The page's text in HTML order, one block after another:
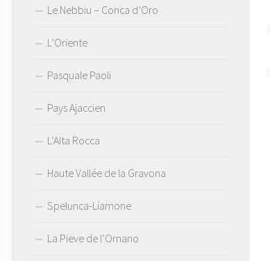
Le Nebbiu – Conca d’Oro
L’Oriente
Pasquale Paoli
Pays Ajaccien
L’Alta Rocca
Haute Vallée de la Gravona
Spelunca-Liamone
La Pieve de l’Ornano